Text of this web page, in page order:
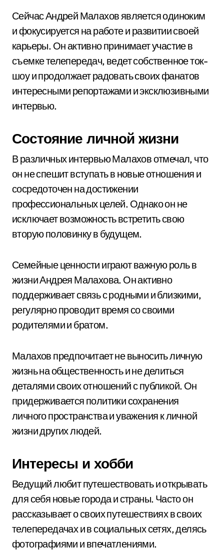
Сейчас Андрей Малахов является одиноким
и фокусируется на работе и развитии своей
карьеры. Он активно принимает участие в
съемке телепередач, ведет собственное ток-
шоу и продолжает радовать своих фанатов
интересными репортажами и эксклюзивными
интервью.
Состояние личной жизни
В различных интервью Малахов отмечал, что
он не спешит вступать в новые отношения и
сосредоточен на достижении
профессиональных целей. Однако он не
исключает возможность встретить свою
вторую половинку в будущем.
Семейные ценности играют важную роль в
жизни Андрея Малахова. Он активно
поддерживает связь с родными и близкими,
регулярно проводит время со своими
родителями и братом.
Малахов предпочитает не выносить личную
жизнь на общественность и не делиться
деталями своих отношений с публикой. Он
придерживается политики сохранения
личного пространства и уважения к личной
жизни других людей.
Интересы и хобби
Ведущий любит путешествовать и открывать
для себя новые города и страны. Часто он
рассказывает о своих путешествиях в своих
телепередачах и в социальных сетях, делясь
фотографиями и впечатлениями.